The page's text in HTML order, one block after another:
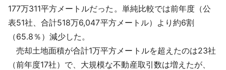
177万311平方メートルだった。単純比較では前年度（公
表51社、合計518万6,047平方メートル）より約6割
（65.8％）減少した。
売却土地面積が合計1万平方メートルを超えたのは23社
（前年度17社）で、大規模な不動産取引数は増えたが、